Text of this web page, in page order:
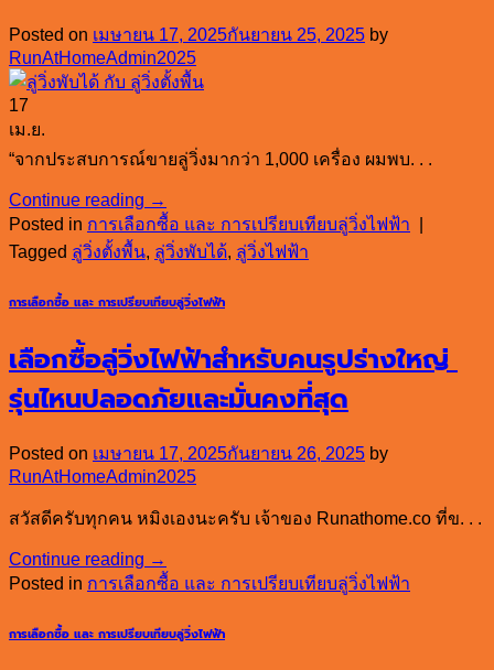
Posted on เมษายน 17, 2025กันยายน 25, 2025 by
RunAtHomeAdmin2025
17
เม.ย.
“จากประสบการณ์ขายลู่วิ่งมากว่า 1,000 เครื่อง ผมพบ. . .
Continue reading →
Posted in การเลือกซื้อ และ การเปรียบเทียบลู่วิ่งไฟฟ้า
Tagged ลู่วิ่งตั้งพื้น, ลู่วิ่งพับได้, ลู่วิ่งไฟฟ้า
การเลือกซื้อ และ การเปรียบเทียบลู่วิ่งไฟฟ้า
เลือกซื้อลู่วิ่งไฟฟ้าสำหรับคนรูปร่างใหญ่
รุ่นไหนปลอดภัยและมั่นคงที่สุด
Posted on เมษายน 17, 2025กันยายน 26, 2025 by
RunAtHomeAdmin2025
สวัสดีครับทุกคน หมิงเองนะครับ เจ้าของ Runathome.co ที่ข. . .
Continue reading →
Posted in การเลือกซื้อ และ การเปรียบเทียบลู่วิ่งไฟฟ้า
การเลือกซื้อ และ การเปรียบเทียบลู่วิ่งไฟฟ้า